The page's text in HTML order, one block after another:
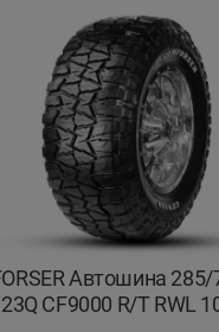
Автошина 285/
CF9000 R/T RWL